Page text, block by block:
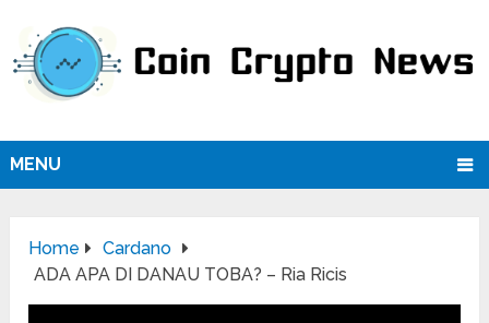
MENU
Home
Cardano
ADA APA DI DANAU TOBA? – Ria Ricis